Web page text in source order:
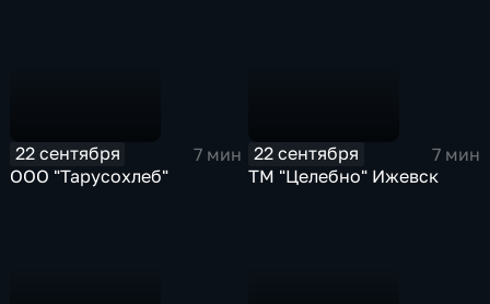
22 сентября
7 мин
ООО "Тарусохлеб"
22 сентября
7 мин
ТМ "Целебно" Ижевск